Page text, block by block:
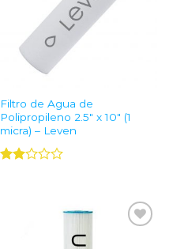
Filtro de Agua de
Polipropileno 2.5″ x 10″ (1
micra) – Leven